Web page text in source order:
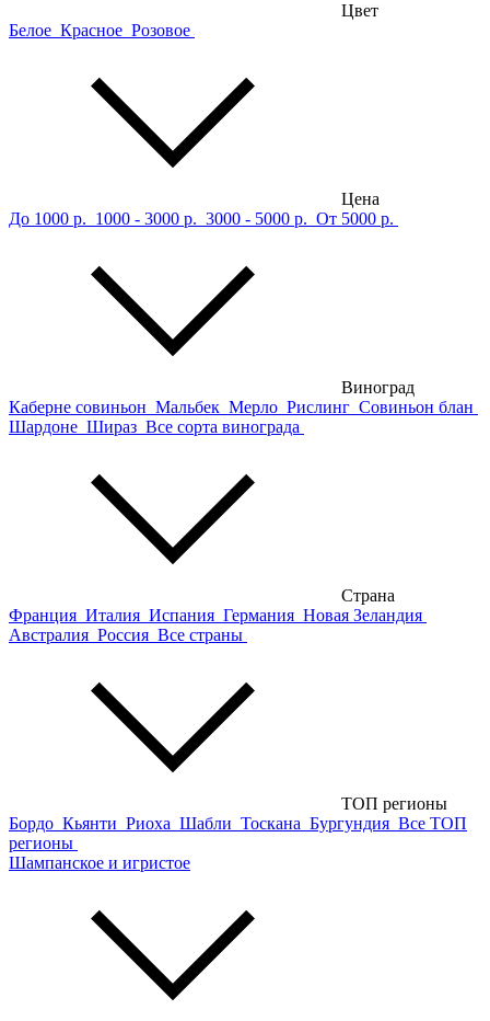
Цвет
Белое Красное Розовое
Цена
До 1000 р. 1000 - 3000 р. 3000 - 5000 р. От 5000 р.
Виноград
Каберне совиньон Мальбек Мерло Рислинг Совиньон блан
Шардоне Шираз Все сорта винограда
Страна
Франция Италия Испания Германия Новая Зеландия
Австралия Россия Все страны
ТОП регионы
Бордо Кьянти Риоха Шабли Тоскана Бургундия Все ТОП
регионы
Шампанское и игристое